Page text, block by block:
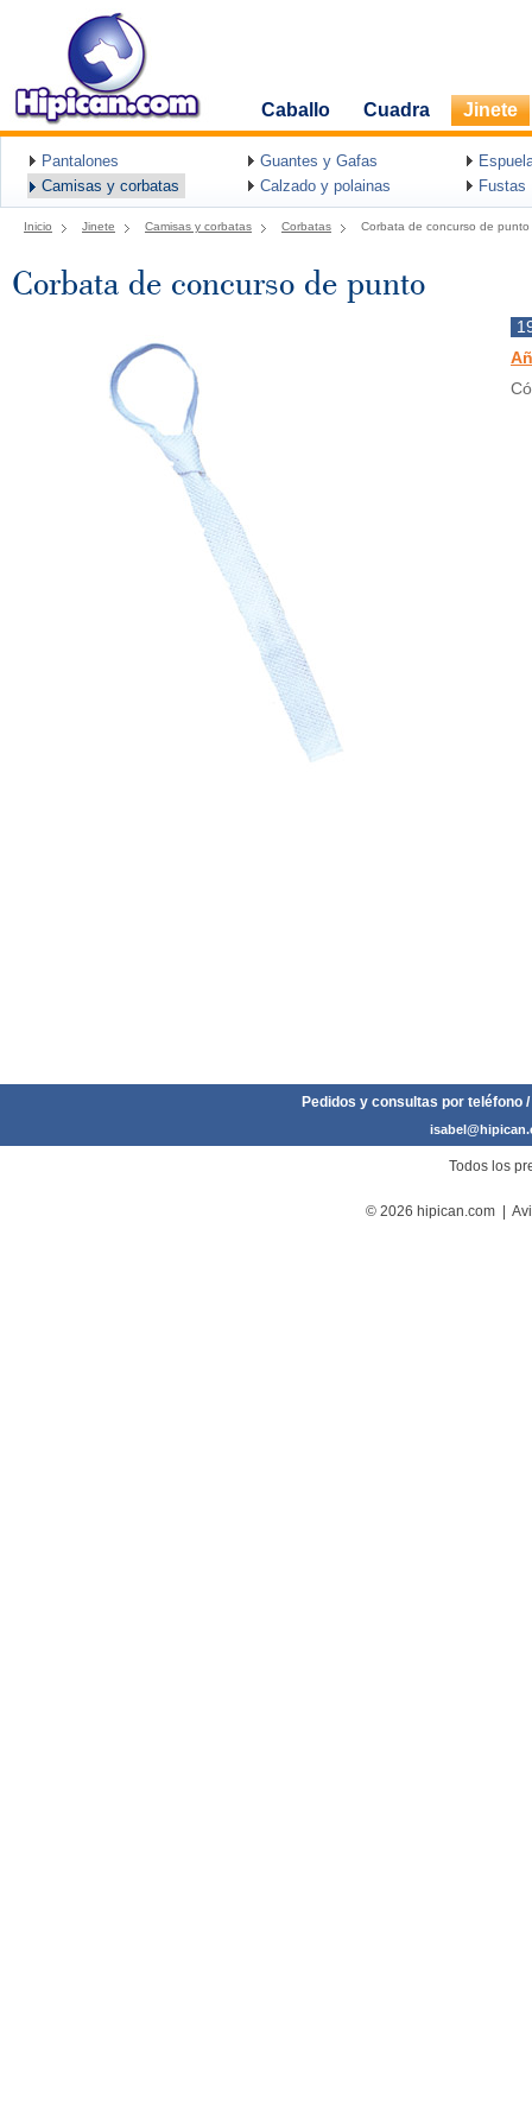
Caballo Cuadra Jinete
Pantalones Guantes y Gafas
Camisas y corbatas
Calzado y polainas Fustas
Inicio Jinete Camisas y corbatas Corbatas Corbata de concurso de punto
Corbata de concurso de punto
Pedidos y consultas por teléfono
Todos los
© 2026 hipican.com |